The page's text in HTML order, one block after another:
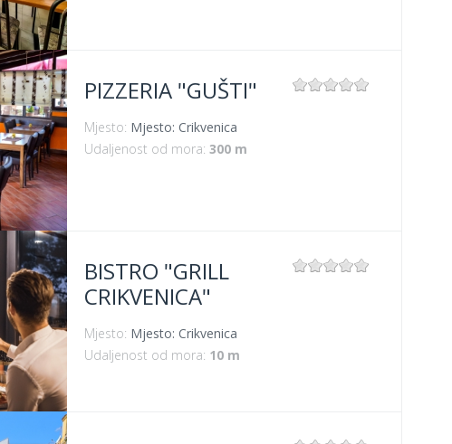
PIZZERIA "GUŠTI"
Mjesto: Mjesto: Crikvenica
Udaljenost od mora: 300 m
BISTRO "GRILL
CRIKVENICA"
Mjesto: Mjesto: Crikvenica
Udaljenost od mora: 10 m